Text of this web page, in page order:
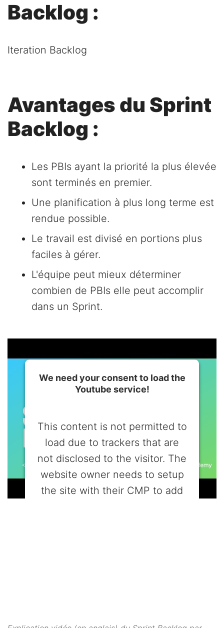
Backlog :
Iteration Backlog
Avantages du Sprint
Backlog :
Les PBIs ayant la priorité la plus élevée
sont terminés en premier.
Une planification à plus long terme est
rendue possible.
Le travail est divisé en portions plus
faciles à gérer.
L'équipe peut mieux déterminer
combien de PBIs elle peut accomplir
dans un Sprint.
We need your consent to load the
Youtube service!
This content is not permitted to
load due to trackers that are
not disclosed to the visitor. The
website owner needs to setup
the site with their CMP to add